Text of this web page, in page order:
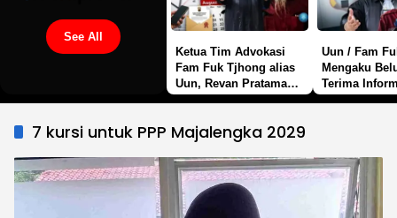
See All
Ketua Tim Advokasi
Fam Fuk Tjhong alias
Uun, Revan Pratama
Lanjutan Polda Banten
Uun / Fam
Mengaku
Terima
Penanganan
7 kursi untuk PPP Majalengka 2029